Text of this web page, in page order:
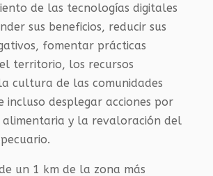
de las tecnologías digitales
sus beneficios, reducir sus
fomentar prácticas
territorio, los recursos
cultura de las comunidades
incluso desplegar acciones por
alimentaria y la revaloración del
un 1 km de la zona más